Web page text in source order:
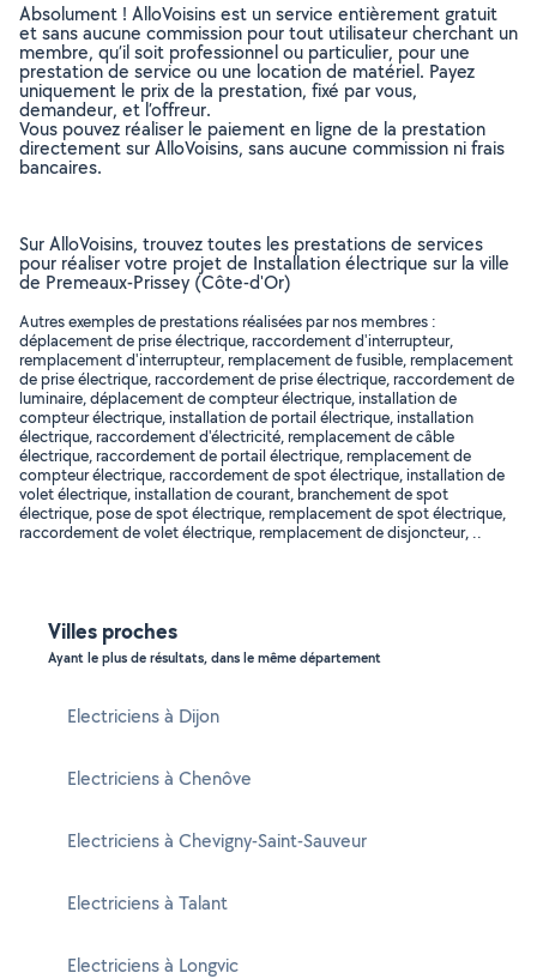
Absolument ! AlloVoisins est un service entièrement gratuit
et sans aucune commission pour tout utilisateur cherchant un
membre, qu’il soit professionnel ou particulier, pour une
prestation de service ou une location de matériel. Payez
uniquement le prix de la prestation, fixé par vous,
demandeur, et l’offreur.
Vous pouvez réaliser le paiement en ligne de la prestation
directement sur AlloVoisins, sans aucune commission ni frais
bancaires.
Sur AlloVoisins, trouvez toutes les prestations de services
pour réaliser votre projet de Installation électrique sur la ville
de Premeaux-Prissey (Côte-d'Or)
Autres exemples de prestations réalisées par nos membres :
déplacement de prise électrique, raccordement d'interrupteur,
remplacement d'interrupteur, remplacement de fusible, remplacement
de prise électrique, raccordement de prise électrique, raccordement de
luminaire, déplacement de compteur électrique, installation de
compteur électrique, installation de portail électrique, installation
électrique, raccordement d'électricité, remplacement de câble
électrique, raccordement de portail électrique, remplacement de
compteur électrique, raccordement de spot électrique, installation de
volet électrique, installation de courant, branchement de spot
électrique, pose de spot électrique, remplacement de spot électrique,
raccordement de volet électrique, remplacement de disjoncteur, ..
Villes proches
Ayant le plus de résultats, dans le même département
Electriciens à Dijon
Electriciens à Chenôve
Electriciens à Chevigny-Saint-Sauveur
Electriciens à Talant
Electriciens à Longvic